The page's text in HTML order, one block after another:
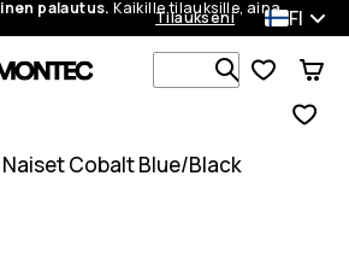
palautus. Kaikille tilauksille, aina.
Tilaukseni FI
Etsi 1 000+
Cobalt Blue/Black